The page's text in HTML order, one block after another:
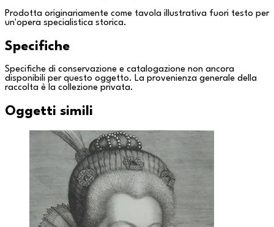
Prodotta originariamente come tavola illustrativa fuori testo per
un'opera specialistica storica.
Specifiche
Specifiche di conservazione e catalogazione non ancora
disponibili per questo oggetto. La provenienza generale della
raccolta è la collezione privata.
Oggetti simili